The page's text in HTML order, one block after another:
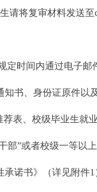
将复审材料发送至
时间内通过电子邮
、身份证原件以
表、校级毕业生就
”或者校级一等以
诺书》（详见附件1